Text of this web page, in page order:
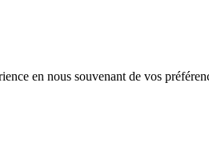
en nous souvenant de vos